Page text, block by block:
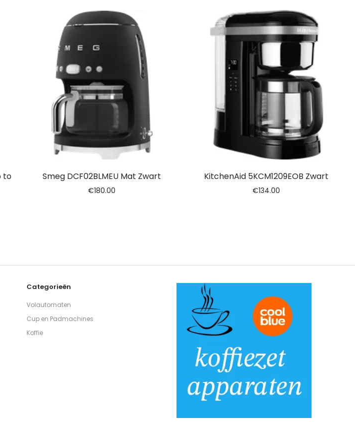
to
Smeg DCF02BLMEU Mat Zwart
€180.00
KitchenAid 5KCM1209EOB Zwart
€134.00
Categorieën
Volautomaten
Cup en Padmachines
Koffie